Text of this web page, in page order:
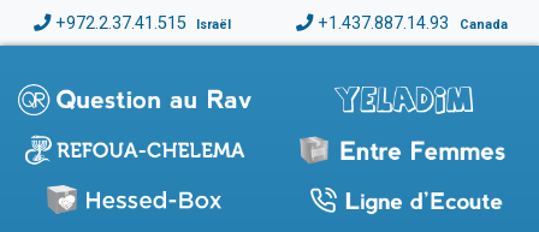
+972.2.37.41.515 Israël +1.437.887.14.93 Canada